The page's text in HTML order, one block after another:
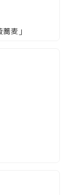
麦」